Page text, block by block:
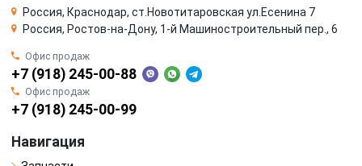
Россия, Краснодар, ст.Новотитаровская ул.Есенина 7
Россия, Ростов-на-Дону, 1-й Машиностроительный пер., 6
Офис продаж
+7 (918) 245-00-88
Офис продаж
+7 (918) 245-00-99
Навигация